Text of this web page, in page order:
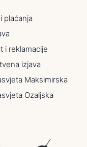
plaćanja
i reklamacije
izjava
Maksimirska
Ozaljska